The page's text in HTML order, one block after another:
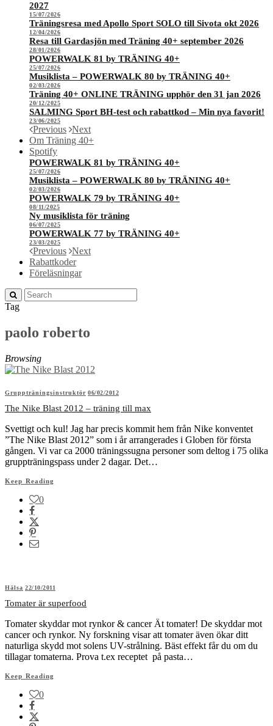
2027
15/07/2026
Träningsresa med Apollo Sport SOLO till Sivota okt 2026
12/04/2026
Resa till Gardasjön med Träning 40+ september 2026
28/01/2026
POWERWALK 81 by TRÄNING 40+
25/07/2026
Musiklista – POWERWALK 80 by TRÄNING 40+
02/03/2026
Träning 40+ ONLINE TRÄNING upphör den 31 jan 2026
20/12/2025
SALMING Sport BH-test och rabattkod – Min nya favorit!
23/06/2025
Previous Next
Om Träning 40+
Spotify
POWERWALK 81 by TRÄNING 40+
25/07/2026
Musiklista – POWERWALK 80 by TRÄNING 40+
02/03/2026
POWERWALK 79 by TRÄNING 40+
08/11/2025
Ny musiklista för träning
06/07/2025
POWERWALK 77 by TRÄNING 40+
23/03/2025
Previous Next
Rabattkoder
Föreläsningar
Tag
paolo roberto
Browsing
Gruppträningsinstruktör 06/02/2012
The Nike Blast 2012 – träning till max
Svettigt och kul! Jag har precis kommit hem från Nike konventet
”The Nike Blast 2012” som i år arrangerades i Globen för första
gången. Vi var ca 2000 träningssugna personer som deltog i 75 olika
gruppträningspass under 2 dagar. Det…
Keep Reading
0
Hälsa 22/10/2011
Tomater är superfood
Tomater skyddar mot rynkor & cancer Ät tomater! De skyddar mot
cancer och rynkor. Ny forskning visar att tomater även ökar ditt
naturliga skydd mot solens UV-strålning. Bäst effekt får du om du
tillagar tomaterna. Prova t.ex receptet på pasta…
Keep Reading
0